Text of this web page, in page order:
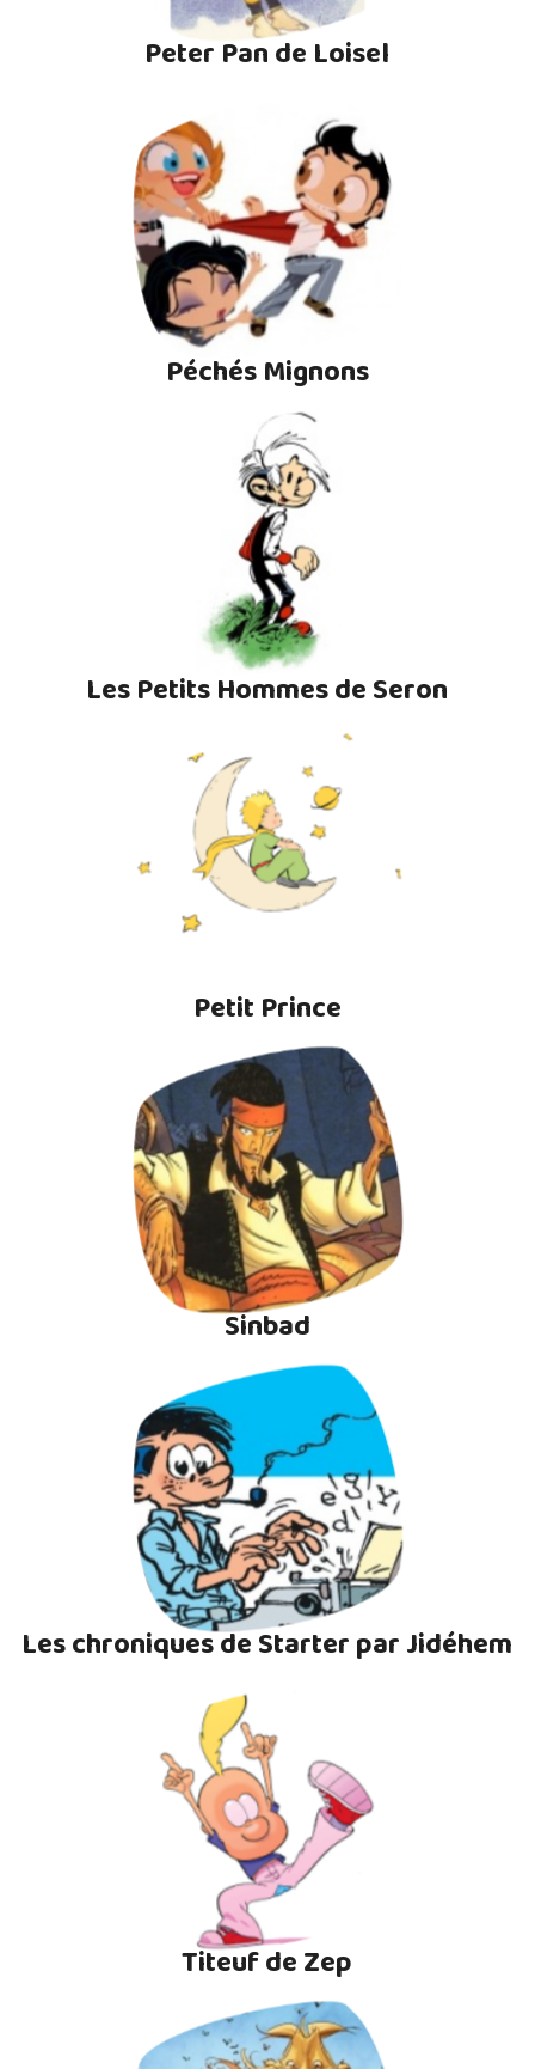
Peter Pan de Loisel
Péchés Mignons
Les Petits Hommes de Seron
Petit Prince
Sinbad
Les chroniques de Starter par Jidéhem
Titeuf de Zep